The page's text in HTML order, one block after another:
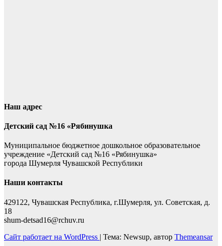
Наш адрес
Детский сад №16 «Рябинушка
Муниципальное бюджетное дошкольное образовательное
учреждение «Детский сад №16 «Рябинушка»
города Шумерля Чувашской Республики
Наши контакты
429122, Чувашская Республика, г.Шумерля, ул. Советская, д.
18
shum-detsad16@rchuv.ru
Сайт работает на WordPress | Тема: Newsup, автор Themeansar